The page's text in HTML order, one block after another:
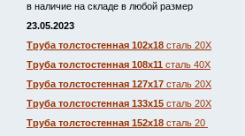
в наличие на складе в любой размер
23.05.2023
Труба толстостенная 102х18 сталь 20Х
Труба толстостенная 108х11 сталь 40Х
Труба толстостенная 127х17 сталь 20Х
Труба толстостенная 133х15 сталь 20Х
Труба толстостенная 152х18 сталь 20